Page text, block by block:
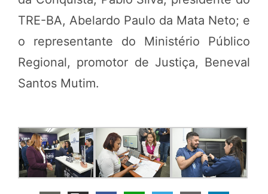
TRE-BA, Abelardo Paulo da Mata Neto; e
o representante do Ministério Público
Regional, promotor de Justiça, Beneval
Santos Mutim.